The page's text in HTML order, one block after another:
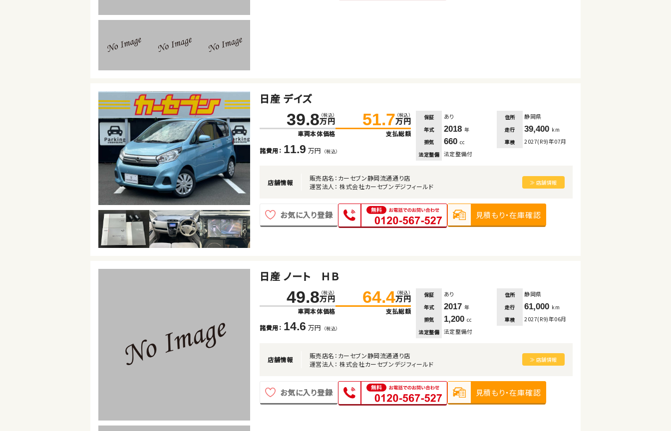
日産 デイズ
39.8 （税込）
万円
車両本体価格
51.7 （税込）
万円
支払総額
諸費用： 11.9 万円 （税込）
保証 あり 住所 静岡県
年式 2018 年 走行 39,400 km
排気
660 cc 車検 2027(R9)年07月
法定整備 法定整備付
店舗情報
販売店名：カーセブン静岡流通通り店
運営法人： 株式会社カーセブンデジフィールド
≫ 店舗情報
お気に入り登録 見積もり・在庫確認
日産 ノート ＨＢ
49.8 （税込）
万円
車両本体価格
64.4 （税込）
万円
支払総額
諸費用： 14.6 万円 （税込）
保証 あり 住所 静岡県
年式 2017 年 走行 61,000 km
排気
1,200 cc 車検 2027(R9)年06月
法定整備 法定整備付
店舗情報
販売店名：カーセブン静岡流通通り店
運営法人： 株式会社カーセブンデジフィールド
≫ 店舗情報
お気に入り登録 見積もり・在庫確認